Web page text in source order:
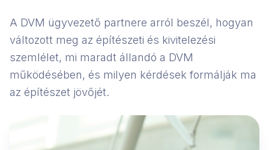
A DVM ügyvezető partnere arról beszél, hogyan
változott meg az építészeti és kivitelezési
szemlélet, mi maradt állandó a DVM
működésében, és milyen kérdések formálják ma
az építészet jövőjét.